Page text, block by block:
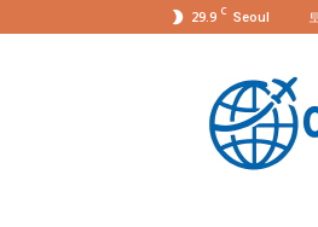
29.9 C Seoul